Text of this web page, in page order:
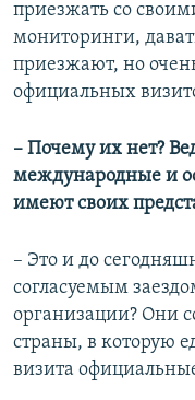
приезжать со
мониторинги,
приезжают, но
официальных
– Почему их нет?
международные и
имеют своих
– Это и до
согласуемым
организации? Они
страны, в которую
визита